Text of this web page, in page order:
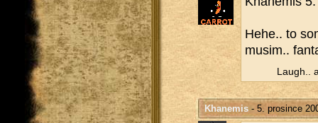
Hehe.. to
musim..
Laugh..
Khanemis- 5. prosince